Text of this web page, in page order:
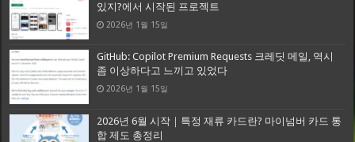
있지?에서 시작된 프로젝트
2026년 1월 15일
GitHub: Copilot Premium Requests 크레딧 메일, 역시
좀 이상하다고 느끼고 있었다
2026년 1월 15일
2026년 6월 시작｜특정 재류 카드란? 마이넘버 카드 통
합 제도 총정리